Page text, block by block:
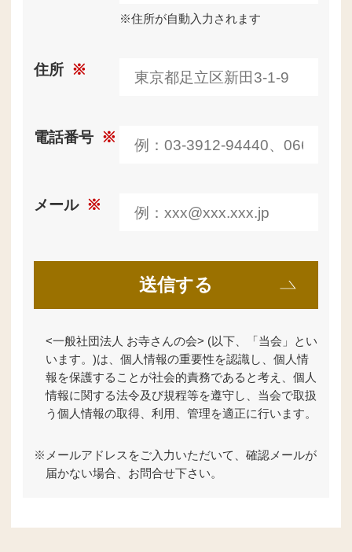
※住所が自動入力されます
住所 ※
電話番号 ※
メール ※
<一般社団法人 お寺さんの会> (以下、「当会」とい
います。)は、個人情報の重要性を認識し、個人情
報を保護することが社会的責務であると考え、個人
情報に関する法令及び規程等を遵守し、当会で取扱
う個人情報の取得、利用、管理を適正に行います。
※ メールアドレスをご入力いただいて、確認メールが
届かない場合、お問合せ下さい。